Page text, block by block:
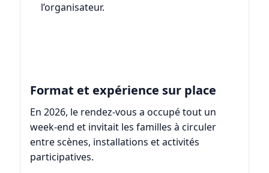
l’organisateur.
Format et expérience sur place
En 2026, le rendez-vous a occupé tout un
week-end et invitait les familles à circuler
entre scènes, installations et activités
participatives.